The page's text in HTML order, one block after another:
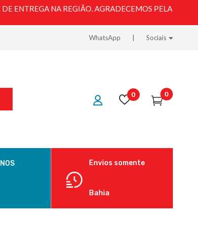
ENTREGA NA REGIÃO. AGRADECEMOS PELA
WhatsApp Sociais
0 0
Envios somente
Bahia